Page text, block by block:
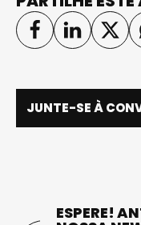
JUNTE-SE À
ESPERE!